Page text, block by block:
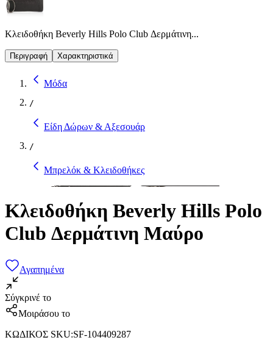
Κλειδοθήκη Beverly Hills Polo Club Δερμάτινη...
Περιγραφή Χαρακτηριστικά
Μόδα
/
Είδη Δώρων & Αξεσουάρ
/
Μπρελόκ & Κλειδοθήκες
Κλειδοθήκη Beverly Hills Polo
Club Δερμάτινη Μαύρο
Αγαπημένα
Σύγκρινέ το
Μοιράσου το
ΚΩΔΙΚΟΣ SKU:SF-104409287